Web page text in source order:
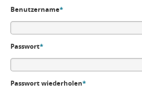
Benutzername*
Passwort*
Passwort wiederholen*